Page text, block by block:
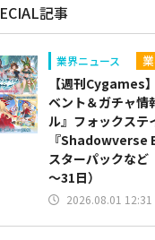
記事
業界ニュース
【週刊Cygames
ベント＆ガチャ情
ル』フォックステ
『Shadowverse
スターパックなど
～31日）
2026.08.01 12:31